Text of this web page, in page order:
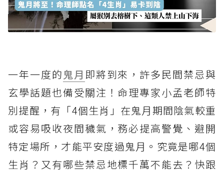
一年一度的 鬼月 即將到來，許多民間禁忌與
玄學話題也備受關注！命理專家小孟老師特
別提醒，有「4個生肖」在鬼月期間陰氣較重
或容易吸收夜間穢氣，務必提高警覺、避開
特定場所，才能平安度過鬼月。究竟是哪4個
生肖？又有哪些禁忌地標千萬不能去？快跟